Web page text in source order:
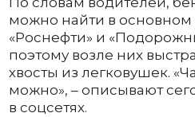
можно найти в основном
«Роснефти» и
поэтому возле них
хвосты из легковушек.
можно», – описывают
в соцсетях.